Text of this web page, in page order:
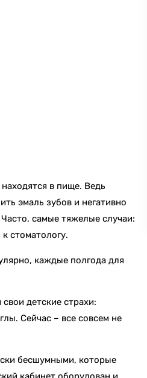
в пище. Ведь
эмаль зубов и негативно
самые тяжелые случаи:
стоматологу.
каждые полгода для
детские страхи:
Сейчас – все совсем не
бесшумными, которые